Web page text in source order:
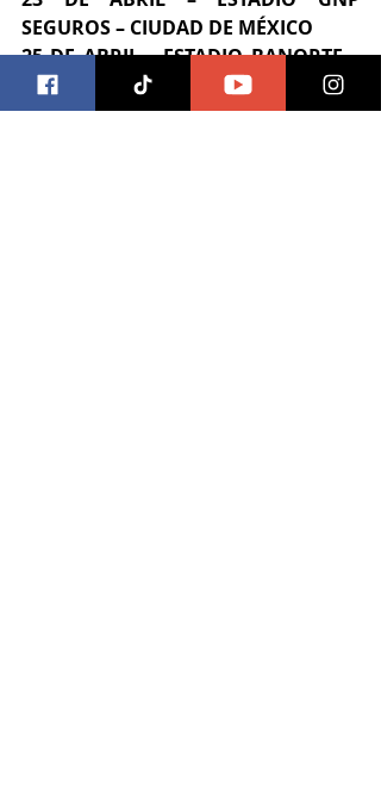
SEGUROS – CIUDAD DE MÉXICO
25 DE ABRIL – ESTADIO BANORTE –
MONTERREY
27 DE ABRIL – ESTADIO 3 DE MARZO